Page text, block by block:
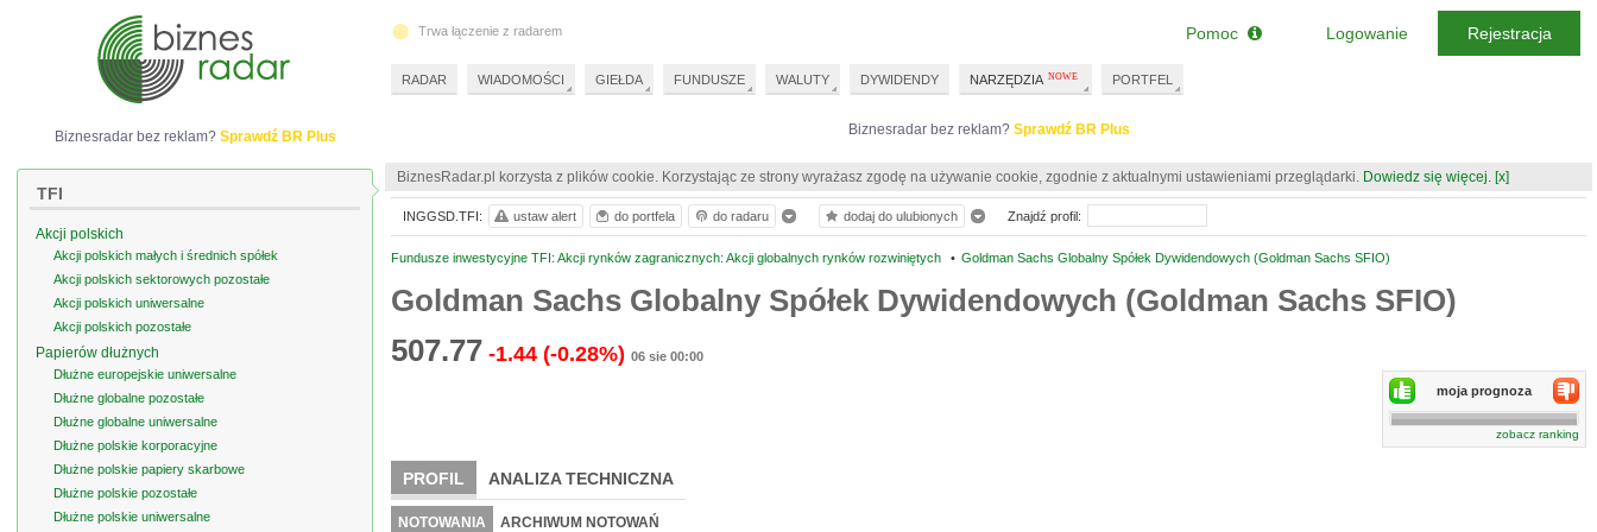
Biznesradar bez reklam? Sprawdź BR Plus
BiznesRadar.pl korzysta z plików cookie. Korzystając ze strony wyrażasz zgodę na używanie cookie, zgodnie z aktualnymi ustawieniami przeglądarki. Dowiedz się więcej. [x]
Fundusze inwestycyjne TFI: Akcji rynków zagranicznych: Akcji globalnych rynków rozwiniętych • Goldman Sachs Globalny Spółek Dywidendowych (Goldman Sachs SFIO)
Goldman Sachs Globalny Spółek Dywidendowych (Goldman Sachs SFIO)
507.77 -1.44 (-0.28%) 06 sie 00:00
moja prognoza
zobacz ranking
PROFIL ANALIZA TECHNICZNA
NOTOWANIA ARCHIWUM NOTOWAŃ
INGGSD.TFI: ustaw alert do portfela do radaru dodaj do ulubionych Znajdź profil:
Biznesradar bez reklam? Sprawdź BR Plus
TFI
Akcji polskich
Akcji polskich małych i średnich spółek
Akcji polskich sektorowych pozostałe
Akcji polskich uniwersalne
Akcji polskich pozostałe
Papierów dłużnych
Dłużne europejskie uniwersalne
Dłużne globalne pozostałe
Dłużne globalne uniwersalne
Dłużne polskie korporacyjne
Dłużne polskie papiery skarbowe
Dłużne polskie pozostałe
Dłużne polskie uniwersalne
Trwa łączenie z radarem
RADAR WIADOMOŚCI GIEŁDA FUNDUSZE WALUTY DYWIDENDY NARZĘDZIA PORTFEL
Pomoc Logowanie Rejestracja